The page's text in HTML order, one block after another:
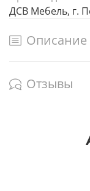
ДСВ Мебель, г.
Описание
Отзывы